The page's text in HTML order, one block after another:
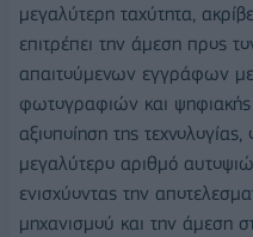
μεγαλύτερη ταχύτητα,
επιτρέπει την άμεση προς
απαιτούμενων εγγράφων
φωτογραφιών και
αξιοποίηση της
μεγαλύτερο αριθμό
ενισχύοντας την
μηχανισμού και την άμεση